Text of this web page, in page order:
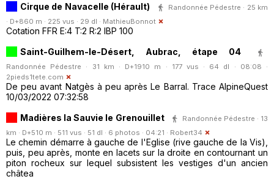
Cirque de Navacelle (Hérault)
Randonnée Pédestre · 25 km
· D+860 m · 225 vus · 29 dl · MathieuBonnot
Cotation FFR E:4 T:2 R:2 IBP 100
Saint-Guilhem-le-Désert, Aubrac, étape 04
Randonnée Pédestre · 31 km · D+1910 m · 177 vus · 64 dl · 08:08 ·
2pieds1tete.com
De peu avant Natgès à peu après Le Barral. Trace AlpineQuest
10/03/2022 07:32:58
Madières la Sauvie le Grenouillet
Randonnée Pédestre · 13
km · D+510 m · 511 vus · 51 dl · 6 photos · 04:21 · Robert34
Le chemin démarre à gauche de l'Eglise (rive gauche de la Vis),
puis, peu après, monte en lacets sur la droite en contournant un
piton rocheux sur lequel subsistent les vestiges d'un ancien
châtea